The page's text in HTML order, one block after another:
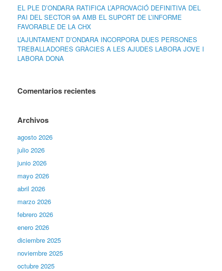
EL PLE D’ONDARA RATIFICA L’APROVACIÓ DEFINITIVA DEL
PAI DEL SECTOR 9A AMB EL SUPORT DE L’INFORME
FAVORABLE DE LA CHX
L’AJUNTAMENT D’ONDARA INCORPORA DUES PERSONES
TREBALLADORES GRÀCIES A LES AJUDES LABORA JOVE I
LABORA DONA
Comentarios recientes
Archivos
agosto 2026
julio 2026
junio 2026
mayo 2026
abril 2026
marzo 2026
febrero 2026
enero 2026
diciembre 2025
noviembre 2025
octubre 2025